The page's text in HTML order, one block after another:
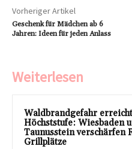
Vorheriger Artikel
Geschenk für Mädchen ab 6
Jahren: Ideen für jeden Anlass
Weiterlesen
Waldbrandgefahr erreicht
Höchststufe: Wiesbaden
Taunusstein verschärfen
Grillplätze